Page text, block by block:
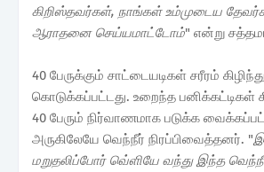
கிறிஸ்தவர்கள், நாங்கள் உம்முடைய
ஆராதனை செய்யமாட்டோம்" என்று
40 பேருக்கும் சாட்டையடிகள் சரீரம்
கொடுக்கப்பட்டது. உறைந்த பனிக்கட்டிகள்
40 பேரும் நிர்வாணமாக படுக்க
அருகிலேயே வெந்நீர் நிரப்பிவைத்தனர். "
மறுதலிப்போர் வெ்ளியே வந்து இந்த